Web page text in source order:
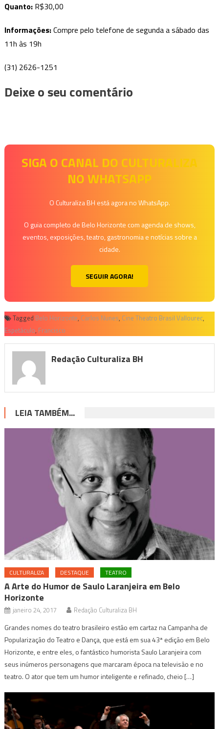
Quanto: R$30,00
Informações:Compre pelo telefone de segunda a sábado das
11h às 19h
(31) 2626-1251
Deixe o seu comentário
SIGA O CANAL DO CULTURALIZA
NO WHATSAPP
O Culturaliza BH está agora no WhatsApp.
O guia completo de Belo Horizonte com agenda de shows,
eventos, exposições, teatro, gastronomia e notícias sobre a
cidade.
SEGUIR AGORA!
Tagged Belo Horizonte, Carlos Nunes, Cine Theatro Brasil Vallourec,
Espetáculo, Francisco
Redação Culturaliza BH
LEIA TAMBÉM...
CULTURALIZA DESTAQUE TEATRO
A Arte do Humor de Saulo Laranjeira em Belo
Horizonte
janeiro 24, 2017 Redação Culturaliza BH
Grandes nomes do teatro brasileiro estão em cartaz na Campanha de
Popularização do Teatro e Dança, que está em sua 43ª edição em Belo
Horizonte, e entre eles, o fantástico humorista Saulo Laranjeira com
seus inúmeros personagens que marcaram época na televisão e no
teatro. O ator que tem um humor inteligente e refinado, cheio […]